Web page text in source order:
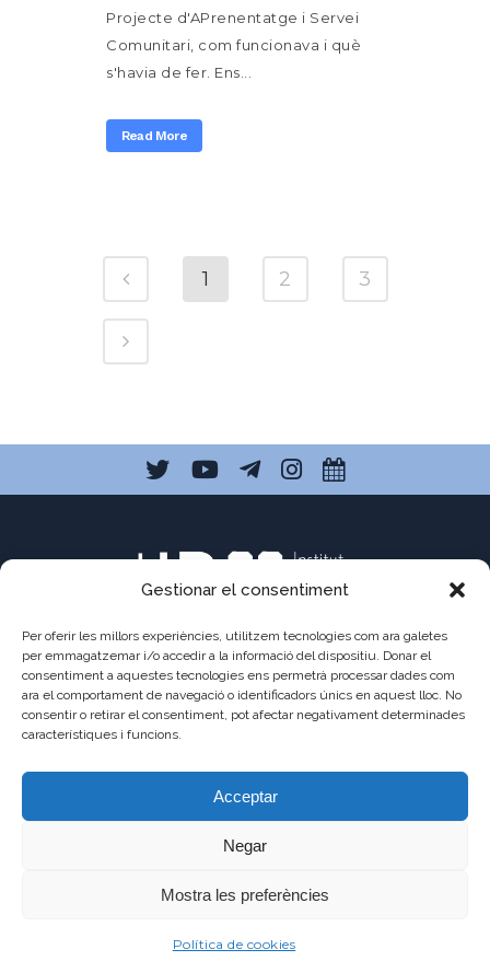
Gestionar el consentiment
Per oferir les millors experiències, utilitzem tecnologies com ara galetes
per emmagatzemar i/o accedir a la informació del dispositiu. Donar el
consentiment a aquestes tecnologies ens permetrà processar dades com
ara el comportament de navegació o identificadors únics en aquest lloc. No
consentir o retirar el consentiment, pot afectar negativament determinades
característiques i funcions.
Acceptar
Negar
Mostra les preferències
Política de cookies
Projecte d'APrenentatge i Servei
Comunitari, com funcionava i què
s'havia de fer. Ens...
Read More
1 2 3
C/ Pau Claris 121
08009 Barcelona
93 487 03 01